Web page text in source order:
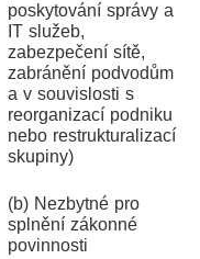
poskytování správy a
IT služeb,
zabezpečení sítě,
zabránění podvodům
a v souvislosti s
reorganizací podniku
nebo restrukturalizací
skupiny)
(b) Nezbytné pro
splnění zákonné
povinnosti